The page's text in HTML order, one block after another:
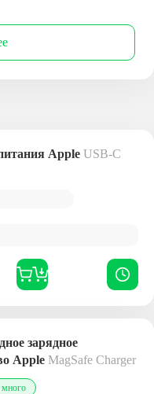
AppleUSB-C
зарядное
Apple MagSafe Charger